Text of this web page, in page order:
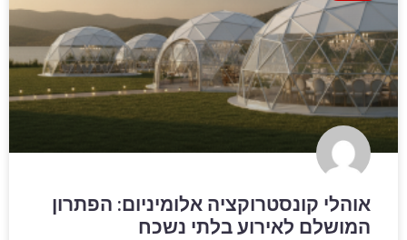
אוהלי קונסטרוקציה אלומיניום: הפתרון
המושלם לאירוע בלתי נשכח